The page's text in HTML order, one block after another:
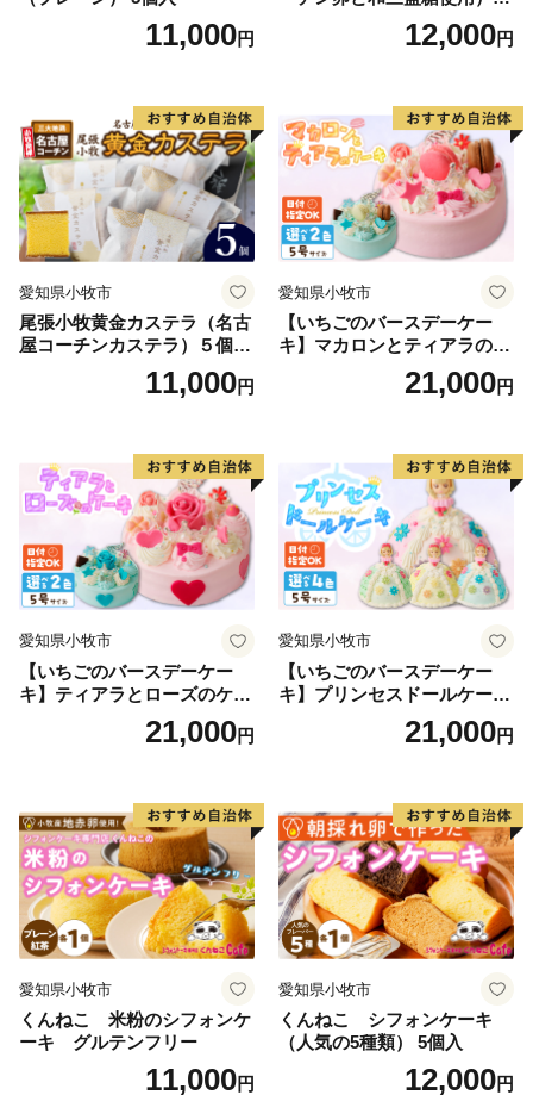
11,000円
名古屋コーチン バームクー
ヘン 和三盆 小牧銘菓 バウム
12,000円
愛知県小牧市
尾張小牧黄金カステラ（名古
屋コーチンカステラ）５個入
名古屋コーチン カステラ ザ
ラメ 常温 愛知県 小牧市 アン
11,000円
愛知県小牧市
【いちごのバースデーケー
キ】マカロンとティアラのケ
ーキ スイーツ 日時指定可 デ
ザート 洋菓子 お取り寄せ 愛
デコレーションケーキ ホー
ルケーキ
21,000円
愛知県小牧市
【いちごのバースデーケー
キ】ティアラとローズのケー
キ スイーツ デザート 洋菓
子 お取り寄せ 愛知県 小牧市
レーション ホールケーキ 日
時指定可
21,000円
愛知県小牧市
【いちごのバースデーケー
キ】プリンセスドールケーキ
日時指定可 スイーツ デザー
ト 洋菓子 お取り寄せ 愛知県
デコレーションケーキ ホー
ルケーキ 人形 かわいい こど
も
21,000円
愛知県小牧市
くんねこ 米粉のシフォンケ
ーキ グルテンフリー
11,000円
愛知県小牧市
くんねこ シフォンケーキ
（人気の5種類） 5個入
12,000円